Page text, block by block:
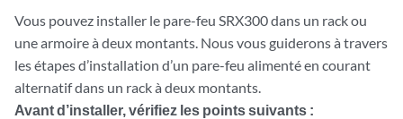
Vous pouvez installer le pare-feu SRX300 dans un rack ou
une armoire à deux montants. Nous vous guiderons à travers
les étapes d’installation d’un pare-feu alimenté en courant
alternatif dans un rack à deux montants.
Avant d’installer, vérifiez les points suivants :